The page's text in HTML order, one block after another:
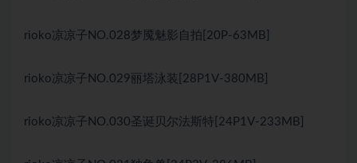
rioko凉凉子NO.028梦魇魅影自拍[20P-63MB]
rioko凉凉子NO.029丽塔泳装[28P1V-380MB]
rioko凉凉子NO.030圣诞贝尔法斯特[24P1V-233MB]